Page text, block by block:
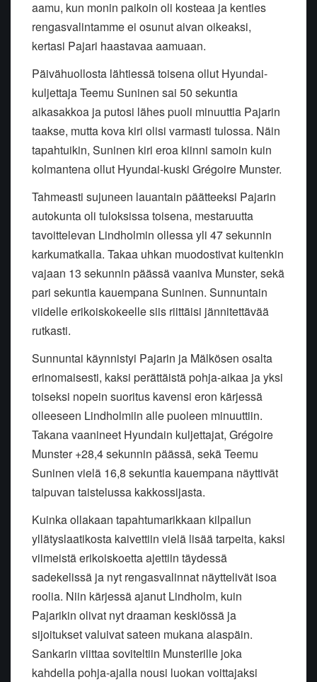
aamu, kun monin paikoin oli kosteaa ja kenties
rengasvalintamme ei osunut aivan oikeaksi,
kertasi Pajari haastavaa aamuaan.
Päivähuollosta lähtiessä toisena ollut Hyundai-
kuljettaja Teemu Suninen sai 50 sekuntia
aikasakkoa ja putosi lähes puoli minuuttia Pajarin
taakse, mutta kova kiri olisi varmasti tulossa. Näin
tapahtuikin, Suninen kiri eroa kiinni samoin kuin
kolmantena ollut Hyundai-kuski Grégoire Munster.
Tahmeasti sujuneen lauantain päätteeksi Pajarin
autokunta oli tuloksissa toisena, mestaruutta
tavoittelevan Lindholmin ollessa yli 47 sekunnin
karkumatkalla. Takaa uhkan muodostivat kuitenkin
vajaan 13 sekunnin päässä vaaniva Munster, sekä
pari sekuntia kauempana Suninen. Sunnuntain
viidelle erikoiskokeelle siis riittäisi jännitettävää
rutkasti.
Sunnuntai käynnistyi Pajarin ja Mälkösen osalta
erinomaisesti, kaksi perättäistä pohja-aikaa ja yksi
toiseksi nopein suoritus kavensi eron kärjessä
olleeseen Lindholmiin alle puoleen minuuttiin.
Takana vaanineet Hyundain kuljettajat, Grégoire
Munster +28,4 sekunnin päässä, sekä Teemu
Suninen vielä 16,8 sekuntia kauempana näyttivät
taipuvan taistelussa kakkossijasta.
Kuinka ollakaan tapahtumarikkaan kilpailun
yllätyslaatikosta kaivettiin vielä lisää tarpeita, kaksi
viimeistä erikoiskoetta ajettiin täydessä
sadekelissä ja nyt rengasvalinnat näyttelivät isoa
roolia. Niin kärjessä ajanut Lindholm, kuin
Pajarikin olivat nyt draaman keskiössä ja
sijoitukset valuivat sateen mukana alaspäin.
Sankarin viittaa soviteltiin Munsterille joka
kahdella pohja-ajalla nousi luokan voittajaksi